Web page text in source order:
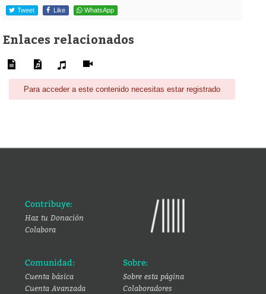
Tweet Like WhatsApp
Enlaces relacionados
Para acceder a este contenido necesitas estar registrado
Contribuye:
Haz tu Donación
Colabora
Comunidad:
Cuenta básica
Cuenta Avanzada
Sobre:
Sobre esta página
Colaboradores